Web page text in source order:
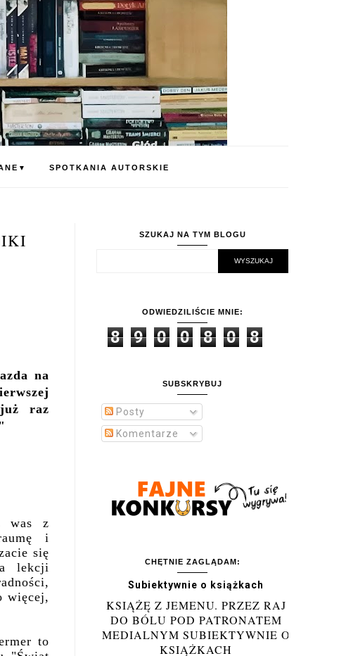
▼ SPOTKANIA AUTORSKIE
na
raz
was z
i
się
lekcji
więcej,
to
SZUKAJ NA TYM BLOGU
ODWIEDZILIŚCIE MNIE:
8 9 0 0 8 0 8
SUBSKRYBUJ
Posty
Komentarze
CHĘTNIE ZAGLĄDAM:
Subiektywnie o książkach
KSIĄŻĘ Z JEMENU. PRZEZ RAJ
DO BÓLU POD PATRONATEM
MEDIALNYM SUBIEKTYWNIE O
KSIĄŻKACH